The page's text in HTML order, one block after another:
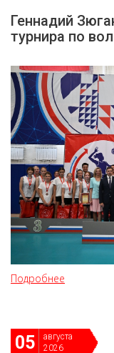
Геннадий
турнира по
Подробнее
05
августа
2026